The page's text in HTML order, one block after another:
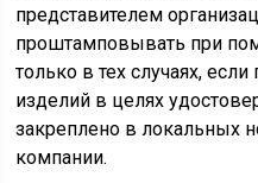
представителем
проштамповывать при
только в тех случаях,
изделий в целях
закреплено в локальных
компании.